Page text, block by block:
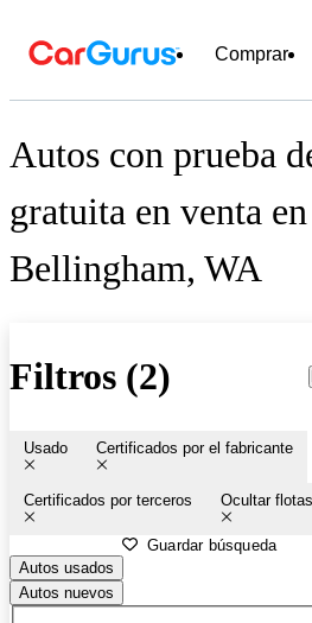
Comprar
Autos con prueba
gratuita en venta en
Bellingham, WA
Filtros (2)
Usado Certificados por el fabricante
Certificados por terceros Ocultar flotas
Guardar búsqueda
Autos usados
Autos nuevos